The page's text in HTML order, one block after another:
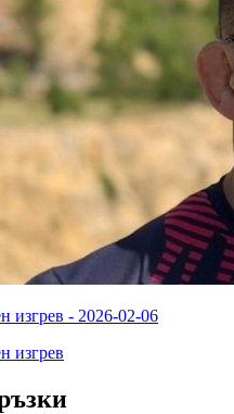
изгрев - 2026-02-06
изгрев